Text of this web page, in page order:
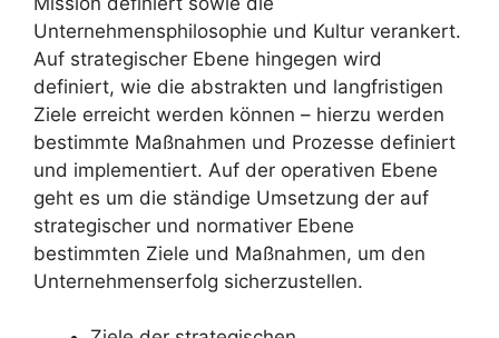
Unternehmensphilosophie und Kultur verankert.
Auf strategischer Ebene hingegen wird
definiert, wie die abstrakten und langfristigen
Ziele erreicht werden können – hierzu werden
bestimmte Maßnahmen und Prozesse definiert
und implementiert. Auf der operativen Ebene
geht es um die ständige Umsetzung der auf
strategischer und normativer Ebene
bestimmten Ziele und Maßnahmen, um den
Unternehmenserfolg sicherzustellen.